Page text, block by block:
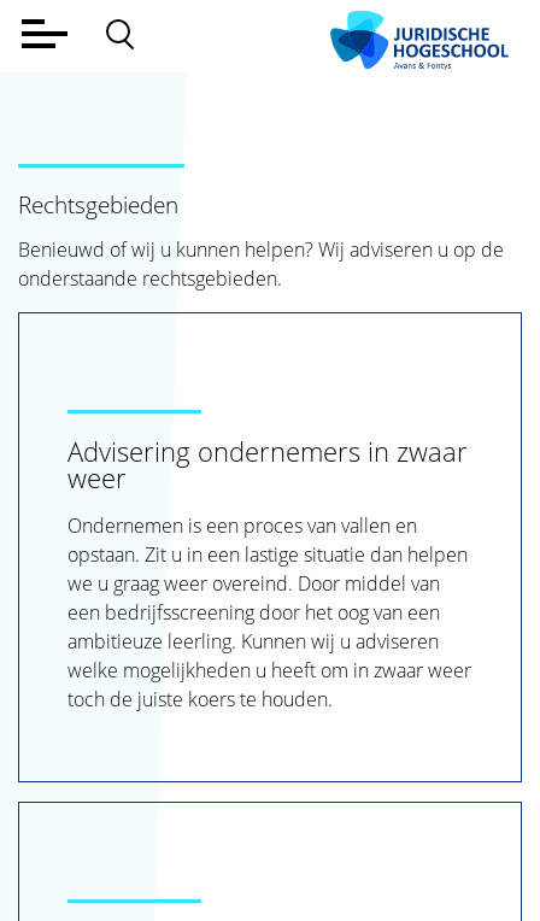
Werkveld
Alumni
Aanmelden
SJAK
Rechtsgebieden
Benieuwd of wij u kunnen helpen? Wij adviseren u op de
onderstaande rechtsgebieden.
Advisering ondernemers in zwaar
weer
Ondernemen is een proces van vallen en
opstaan. Zit u in een lastige situatie dan helpen
we u graag weer overeind. Door middel van
een bedrijfsscreening door het oog van een
ambitieuze leerling. Kunnen wij u adviseren
welke mogelijkheden u heeft om in zwaar weer
toch de juiste koers te houden.